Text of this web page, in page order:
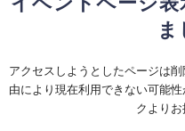
ま
アクセスしようとしたページは
由により現在利用できない可能
クよりお